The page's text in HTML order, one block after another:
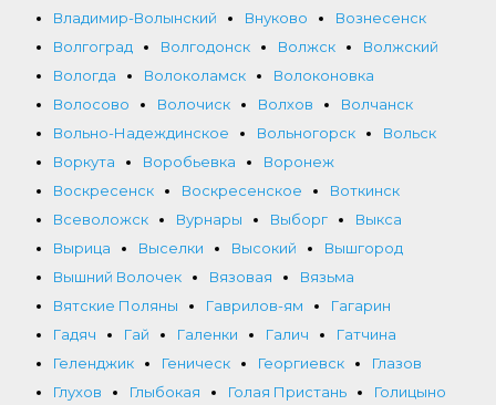
Владимир-Волынский
Внуково
Вознесенск
Волгоград
Волгодонск Волжск
Волжский
Вологда
Волоколамск
Волоконовка
Волосово
Волочиск Волхов
Волчанск
Вольно-Надеждинское
Вольногорск
Вольск
Воркута
Воробьевка
Воронеж
Воскресенск
Воскресенское
Воткинск
Всеволожск
Вурнары Выборг
Выкса
Вырица
Выселки Высокий
Вышгород
Вышний Волочек
Вязовая
Вязьма
Вятские Поляны
Гаврилов-ям
Гагарин
Гадяч
Гай Галенки Галич
Гатчина
Геленджик
Геническ Георгиевск
Глазов
Глухов
Глыбокая Голая Пристань Голицыно